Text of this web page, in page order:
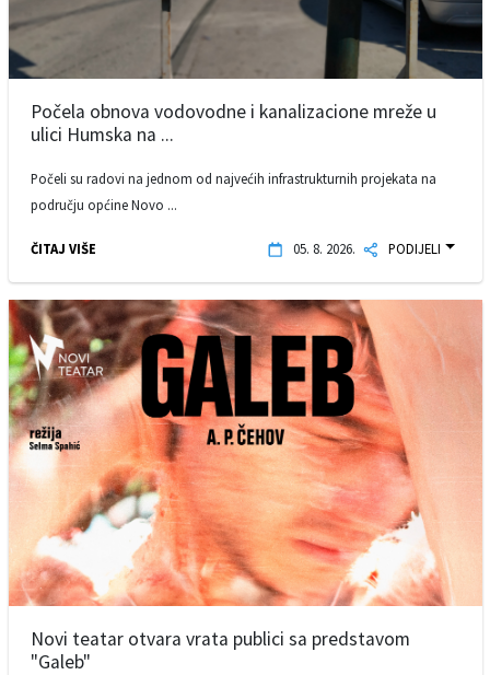
Počela obnova vodovodne i kanalizacione mreže u
ulici Humska na ...
Počeli su radovi na jednom od najvećih infrastrukturnih projekata na
području općine Novo ...
ČITAJ VIŠE 05. 8. 2026. PODIJELI
Novi teatar otvara vrata publici sa predstavom
"Galeb"